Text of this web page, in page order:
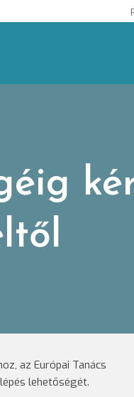
az Európai Tanács
lehetőségét.